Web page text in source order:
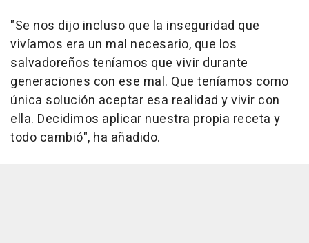
"Se nos dijo incluso que la inseguridad que
vivíamos era un mal necesario, que los
salvadoreños teníamos que vivir durante
generaciones con ese mal. Que teníamos como
única solución aceptar esa realidad y vivir con
ella. Decidimos aplicar nuestra propia receta y
todo cambió", ha añadido.